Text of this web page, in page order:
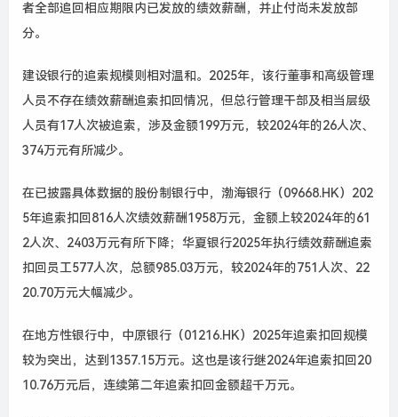
者全部追回相应期限内已发放的绩效薪酬，并止付尚未发放部
分。
建设银行的追索规模则相对温和。2025年，该行董事和高级管理
人员不存在绩效薪酬追索扣回情况，但总行管理干部及相当层级
人员有17人次被追索，涉及金额199万元，较2024年的26人次、
374万元有所减少。
在已披露具体数据的股份制银行中，渤海银行（09668.HK）202
5年追索扣回816人次绩效薪酬1958万元，金额上较2024年的61
2人次、2403万元有所下降；华夏银行2025年执行绩效薪酬追索
扣回员工577人次，总额985.03万元，较2024年的751人次、22
20.70万元大幅减少。
在地方性银行中，中原银行（01216.HK）2025年追索扣回规模
较为突出，达到1357.15万元。这也是该行继2024年追索扣回20
10.76万元后，连续第二年追索扣回金额超千万元。